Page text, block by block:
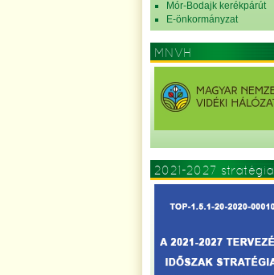
Mór-Bodajk kerékpárút
E-önkormányzat
MNVH
2021-2027 stratégia